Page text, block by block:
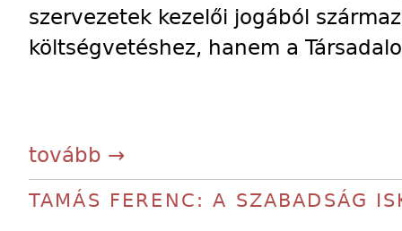
szervezetek kezelői jogából
költségvetéshez, hanem a
tovább →
TAMÁS FERENC: A SZABADSÁG